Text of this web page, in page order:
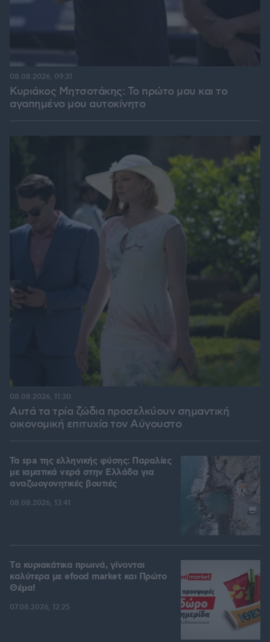
Κυριάκος Μητσοτάκης: Το πρώτο μου και το
αγαπημένο μου αυτοκίνητο
08.08.2026, 09:31
Αυτά τα τρία ζώδια προσελκύουν σημαντική
οικονομική επιτυχία τον Αύγουστο
08.08.2026, 11:30
Τα spa της ελληνικής φύσης: Παραλίες
με ιαματικά νερά στην Ελλάδα για
αναζωογονητικές βουτιές
08.08.2026, 13:41
Tα κυριακάτικα πρωινά, γίνονται
καλύτερα με efood market και Πρώτο
Θέμα!
07.08.2026, 12:25